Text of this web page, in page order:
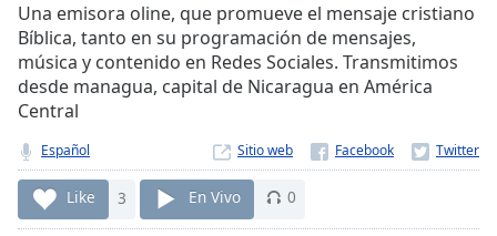
0.00%
Stream
TypeLIVE
Seek to
live,
currently
behind
live LIVE
Remaining
Time-
Una emisora oline, que promueve el mensaje cristiano
Bíblica, tanto en su programación de mensajes,
música y contenido en Redes Sociales. Transmitimos
desde managua, capital de Nicaragua en América
Central
Español Sitio web
Like 3 En Vivo 0